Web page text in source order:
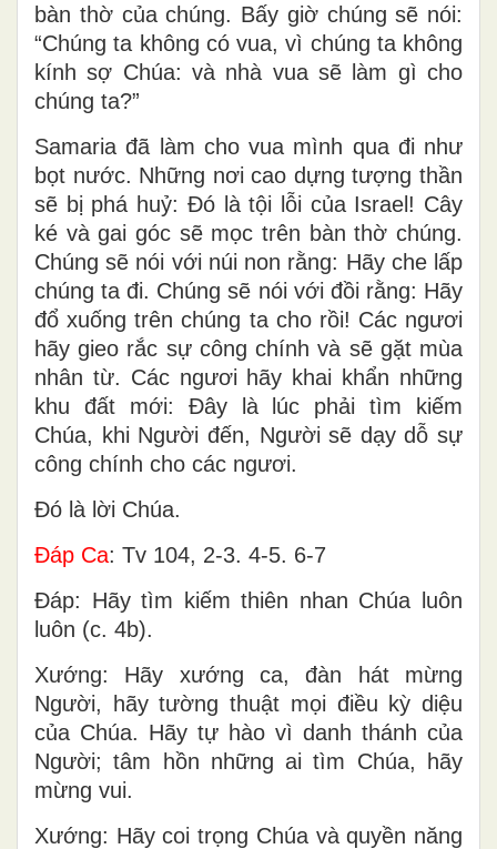
bàn thờ của chúng. Bấy giờ chúng sẽ nói:
“Chúng ta không có vua, vì chúng ta không
kính sợ Chúa: và nhà vua sẽ làm gì cho
chúng ta?”
Samaria đã làm cho vua mình qua đi như
bọt nước. Những nơi cao dựng tượng thần
sẽ bị phá huỷ: Ðó là tội lỗi của Israel! Cây
ké và gai góc sẽ mọc trên bàn thờ chúng.
Chúng sẽ nói với núi non rằng: Hãy che lấp
chúng ta đi. Chúng sẽ nói với đồi rằng: Hãy
đổ xuống trên chúng ta cho rồi! Các ngươi
hãy gieo rắc sự công chính và sẽ gặt mùa
nhân từ. Các ngươi hãy khai khẩn những
khu đất mới: Ðây là lúc phải tìm kiếm
Chúa, khi Người đến, Người sẽ dạy dỗ sự
công chính cho các ngươi.
Ðó là lời Chúa.
Ðáp Ca: Tv 104, 2-3. 4-5. 6-7
Ðáp: Hãy tìm kiếm thiên nhan Chúa luôn
luôn (c. 4b).
Xướng: Hãy xướng ca, đàn hát mừng
Người, hãy tường thuật mọi điều kỳ diệu
của Chúa. Hãy tự hào vì danh thánh của
Người; tâm hồn những ai tìm Chúa, hãy
mừng vui.
Xướng: Hãy coi trọng Chúa và quyền năng